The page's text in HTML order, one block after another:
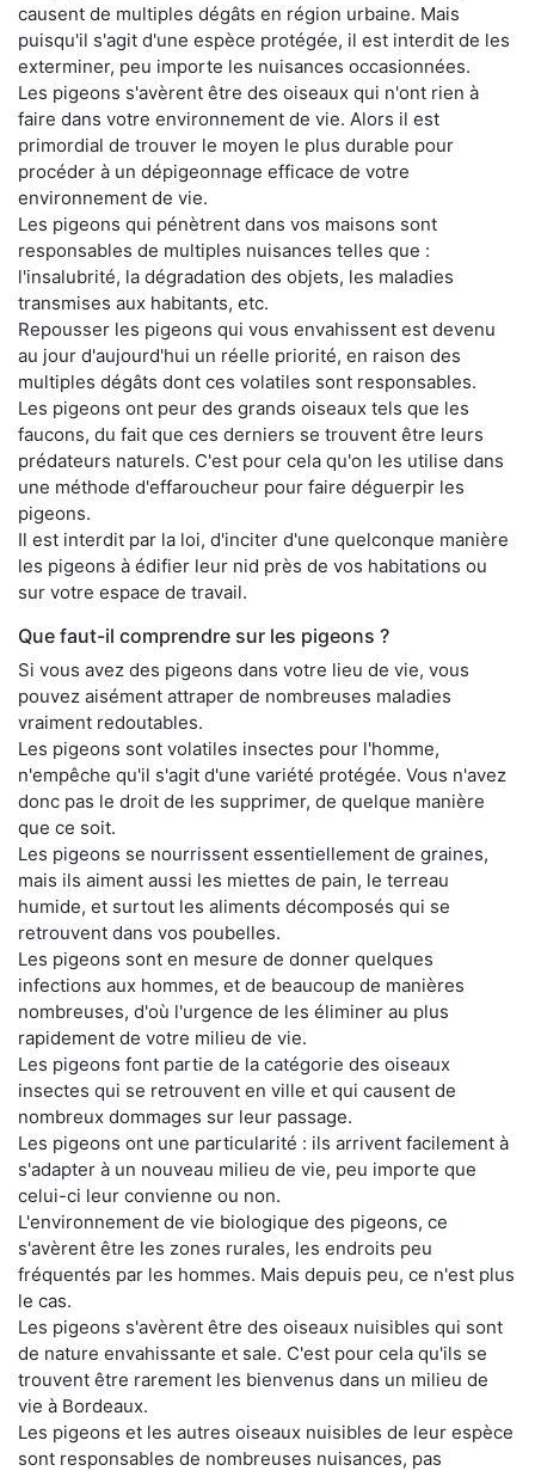
causent de multiples dégâts en région urbaine. Mais
puisqu'il s'agit d'une espèce protégée, il est interdit de les
exterminer, peu importe les nuisances occasionnées.
Les pigeons s'avèrent être des oiseaux qui n'ont rien à
faire dans votre environnement de vie. Alors il est
primordial de trouver le moyen le plus durable pour
procéder à un dépigeonnage efficace de votre
environnement de vie.
Les pigeons qui pénètrent dans vos maisons sont
responsables de multiples nuisances telles que :
l'insalubrité, la dégradation des objets, les maladies
transmises aux habitants, etc.
Repousser les pigeons qui vous envahissent est devenu
au jour d'aujourd'hui un réelle priorité, en raison des
multiples dégâts dont ces volatiles sont responsables.
Les pigeons ont peur des grands oiseaux tels que les
faucons, du fait que ces derniers se trouvent être leurs
prédateurs naturels. C'est pour cela qu'on les utilise dans
une méthode d'effaroucheur pour faire déguerpir les
pigeons.
Il est interdit par la loi, d'inciter d'une quelconque manière
les pigeons à édifier leur nid près de vos habitations ou
sur votre espace de travail.
Que faut-il comprendre sur les pigeons ?
Si vous avez des pigeons dans votre lieu de vie, vous
pouvez aisément attraper de nombreuses maladies
vraiment redoutables.
Les pigeons sont volatiles insectes pour l'homme,
n'empêche qu'il s'agit d'une variété protégée. Vous n'avez
donc pas le droit de les supprimer, de quelque manière
que ce soit.
Les pigeons se nourrissent essentiellement de graines,
mais ils aiment aussi les miettes de pain, le terreau
humide, et surtout les aliments décomposés qui se
retrouvent dans vos poubelles.
Les pigeons sont en mesure de donner quelques
infections aux hommes, et de beaucoup de manières
nombreuses, d'où l'urgence de les éliminer au plus
rapidement de votre milieu de vie.
Les pigeons font partie de la catégorie des oiseaux
insectes qui se retrouvent en ville et qui causent de
nombreux dommages sur leur passage.
Les pigeons ont une particularité : ils arrivent facilement à
s'adapter à un nouveau milieu de vie, peu importe que
celui-ci leur convienne ou non.
L'environnement de vie biologique des pigeons, ce
s'avèrent être les zones rurales, les endroits peu
fréquentés par les hommes. Mais depuis peu, ce n'est plus
le cas.
Les pigeons s'avèrent être des oiseaux nuisibles qui sont
de nature envahissante et sale. C'est pour cela qu'ils se
trouvent être rarement les bienvenus dans un milieu de
vie à Bordeaux.
Les pigeons et les autres oiseaux nuisibles de leur espèce
sont responsables de nombreuses nuisances, pas